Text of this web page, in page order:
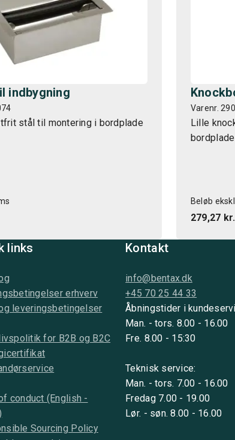
indbygning
stål til montering i bordplade
Varenr.
Lille
bordplade
Beløb
279,27 kr.
links
erhverv
leveringsbetingelser
for B2B og B2C
conduct (English -
Sourcing Policy
Kontakt
info@bentax.dk
+45 70 25 44 33
Åbningstider i
Man. - tors. 8.00 - 16.00
Fre. 8.00 - 15:30
Teknisk service:
Man. - tors. 7.00 - 16.00
Fredag 7.00 - 19.00
Lør. - søn. 8.00 - 16.00